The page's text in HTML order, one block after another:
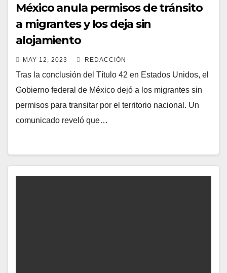
México anula permisos de tránsito
a migrantes y los deja sin
alojamiento
MAY 12, 2023 REDACCIÓN
Tras la conclusión del Título 42 en Estados Unidos, el
Gobierno federal de México dejó a los migrantes sin
permisos para transitar por el territorio nacional. Un
comunicado reveló que…